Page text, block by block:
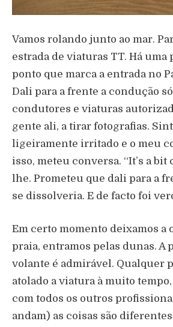
Vamos rolando junto ao mar.
estrada de viaturas TT. Há uma
ponto que marca a entrada no
Dali para a frente a condução
condutores e viaturas
gente ali, a tirar fotografias.
ligeiramente irritado e o meu
isso, meteu conversa. “It’s a bit
lhe. Prometeu que dali para a
se dissolveria. E de facto foi
Em certo momento deixamos a
praia, entramos pelas dunas. A
volante é admirável. Qualquer
atolado a viatura à muito
com todos os outros
andam) as coisas são